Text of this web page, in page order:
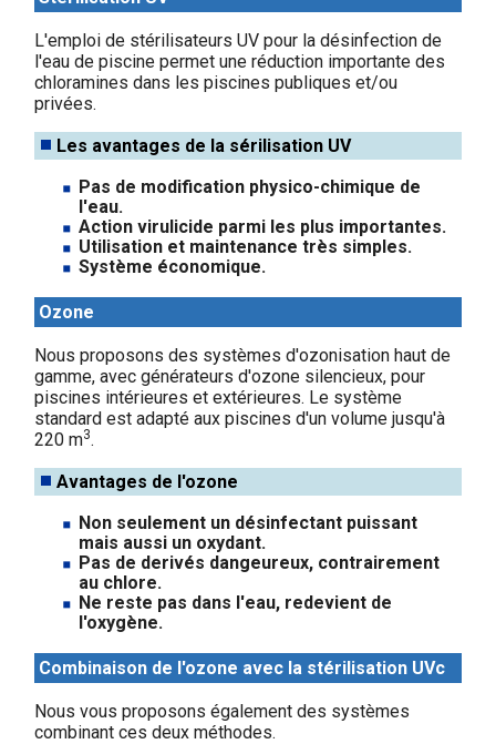
L'emploi de stérilisateurs UV pour la désinfection de
l'eau de piscine permet une réduction importante des
chloramines dans les piscines publiques et/ou
privées.
Les avantages de la sérilisation UV
Pas de modification physico-chimique de
l'eau.
Action virulicide parmi les plus importantes.
Utilisation et maintenance très simples.
Système économique.
Ozone
Nous proposons des systèmes d'ozonisation haut de
gamme, avec générateurs d'ozone silencieux, pour
piscines intérieures et extérieures. Le système
standard est adapté aux piscines d'un volume jusqu'à
220 m3.
Avantages de l'ozone
Non seulement un désinfectant puissant
mais aussi un oxydant.
Pas de derivés dangeureux, contrairement
au chlore.
Ne reste pas dans l'eau, redevient de
l'oxygène.
Combinaison de l'ozone avec la stérilisation UVc
Nous vous proposons également des systèmes
combinant ces deux méthodes.